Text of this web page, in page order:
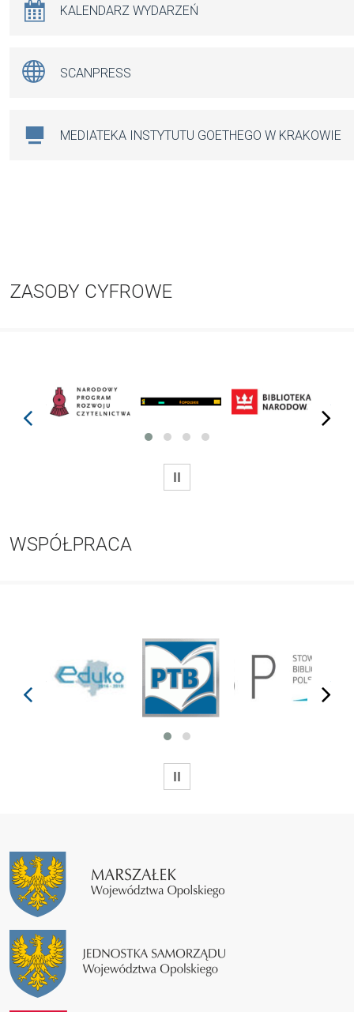
KALENDARZ WYDARZEŃ
SCANPRESS
MEDIATEKA INSTYTUTU GOETHEGO W KRAKOWIE
ZASOBY CYFROWE
prev next
WSTRZYMAJ
WSPÓŁPRACA
next
WSTRZYMAJ